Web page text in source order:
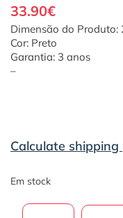
33.90€
Dimensão do Produto:
Cor: Preto
Garantia: 3 anos
–
Calculate shipping
Em stock